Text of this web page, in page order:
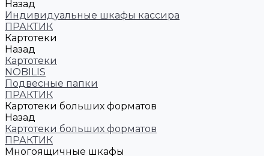
Назад
Индивидуальные шкафы кассира
ПРАКТИК
Картотеки
Назад
Картотеки
NOBILIS
Подвесные папки
ПРАКТИК
Картотеки больших форматов
Назад
Картотеки больших форматов
ПРАКТИК
Многоящичные шкафы